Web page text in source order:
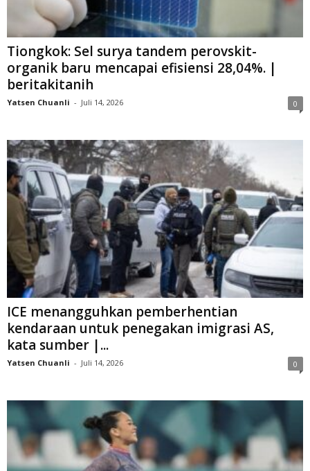
Tiongkok: Sel surya tandem perovskit-
organik baru mencapai efisiensi 28,04%. |
beritakitanih
Yatsen Chuanli - Juli 14, 2026 0
ICE menangguhkan pemberhentian
kendaraan untuk penegakan imigrasi AS,
kata sumber |...
Yatsen Chuanli - Juli 14, 2026 0